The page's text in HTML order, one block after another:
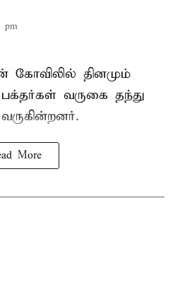
pm
கோவிலில் தினமும்
வருகை தந்து
More